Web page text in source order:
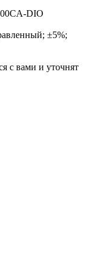
DIO
±5%;
с вами и уточнят